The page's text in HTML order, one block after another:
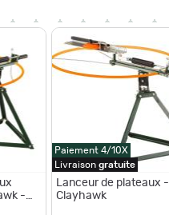
-
Paiement 4/10X
Livraison gratuite
Lanceur de plateaux -
Clayhawk